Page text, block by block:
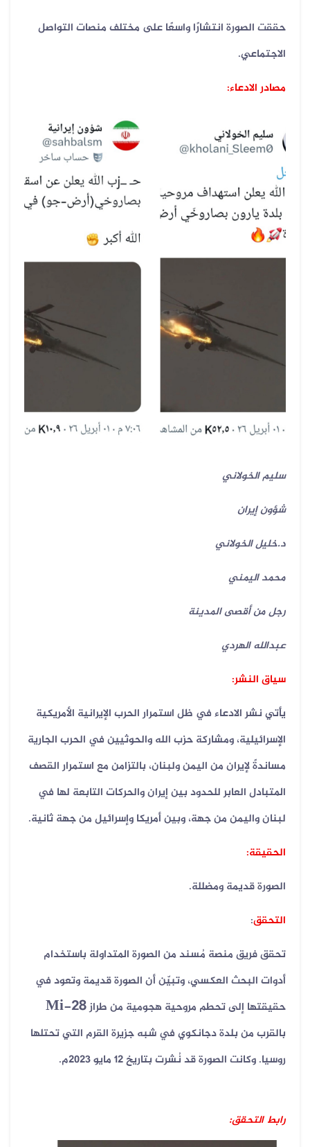
حققت الصورة انتشارًا واسعًا على مختلف منصات التواصل
الاجتماعي.
مصادر الادعاء:
سليم الخولاني
شؤون إيران
د.خليل الخولاني
محمد اليمني
رجل من أقصى المدينة
عبدالله الهردي
سياق النشر:
يأتي نشر الادعاء في ظل استمرار الحرب الإيرانية الأمريكية
الإسرائيلية، ومشاركة حزب الله والحوثيين في الحرب الجارية
مساندةً لإيران من اليمن ولبنان، بالتزامن مع استمرار القصف
المتبادل العابر للحدود بين إيران والحركات التابعة لها في
لبنان واليمن من جهة، وبين أمريكا وإسرائيل من جهة ثانية.
الحقيقة:
الصورة قديمة ومضللة.
التحقق:
تحقق فريق منصة مُسند من الصورة المتداولة باستخدام
أدوات البحث العكسي، وتبيّن أن الصورة قديمة وتعود في
حقيقتها إلى تحطم مروحية هجومية من طرازMi-28
بالقرب من بلدة دجانكوي في شبه جزيرة القرم التي تحتلها
روسيا. وكانت الصورة قد نُشرت بتاريخ 12 مايو 2023م.
رابط التحقق: